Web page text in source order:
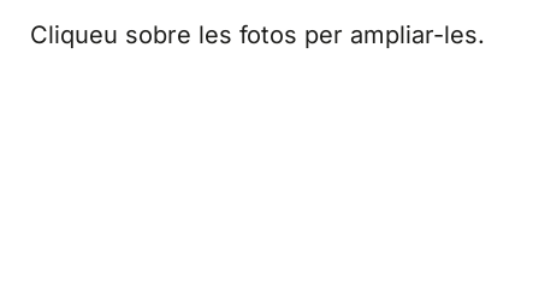
Cliqueu sobre les fotos per ampliar-les.